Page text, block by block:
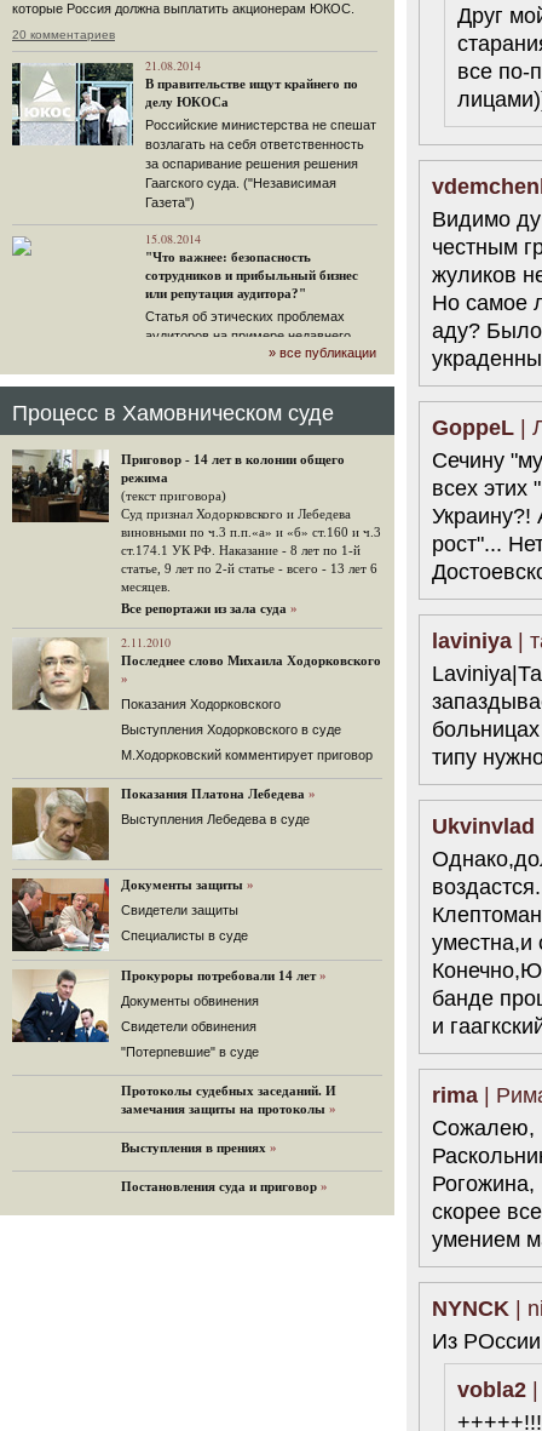
которые Россия должна выплатить акционерам ЮКОС.
20 комментариев
21.08.2014
В правительстве ищут крайнего по
делу ЮКОСа
Российские министерства не спешат
возлагать на себя ответственность
за оспаривание решения решения
Гаагского суда. ("Независимая
Газета")
15.08.2014
"Что важнее: безопасность
сотрудников и прибыльный бизнес
или репутация аудитора?"
Статья об этических проблемах
аудиторов на примере недавнего
громкого арбитражного решения по
ЮКОСу. (navalny.com)
15.08.2014
конфискационным санкциям со
стороны государства, оказались под
защитой арбитражного суда"
Швейцарская газета "Neue Zuercher
Zeitung" о гаагском судебном
решении.
48 комментариев
Не исключил
Владимир Путин допускает, что Россия может выйти из-
под юрисдикции ЕСПЧ.
88 комментариев
14.08.2014
Нарулил
Игорь Сечин просит о помощи.
Ссылаясь на санкции, глава
«Роснефти» хочет выбить из фонда
12.08.2014
Граждане не хотят платить по счетам ЮКОСа
Решение Гаагского суда о компенсации $50 млрд
поддержали 12%.
129 комментариев
Вечер у Ходорковских. Вспоминает Иван Стариков.
11.08.2014
«Удивительно сильная, мощная и
достойная только преклонения
» все публикации
Процесс в Хамовническом суде
Приговор - 14 лет в колонии общего
режима
(текст приговора)
Суд признал Ходорковского и Лебедева
виновными по ч.3 п.п.«а» и «б» ст.160 и ч.3
ст.174.1 УК РФ. Наказание - 8 лет по 1-й
статье, 9 лет по 2-й статье - всего - 13 лет 6
месяцев.
Все репортажи из зала суда »
2.11.2010
Последнее слово Михаила Ходорковского
»
Показания Ходорковского
Выступления Ходорковского в суде
М.Ходорковский комментирует приговор
Показания Платона Лебедева »
Выступления Лебедева в суде
Документы защиты »
Cвидетели защиты
Cпециалисты в суде
Прокуроры потребовали 14 лет »
Документы обвинения
Свидетели обвинения
"Потерпевшие" в суде
Протоколы судебных заседаний. И
замечания защиты на протоколы »
Выступления в прениях »
Постановления суда и приговор »
Друг
все по-
Видимо
честным
жуликов
Но самое
аду? Было
GoppeL |
Сечину
всех этих
Украину?!
рост"...
laviniya |
типу
Ukvinvlad
воздастся.
уместна,и
банде
и
rima |
Сожалею,
Рогожина,
скорее
умением
NYNCK |
Из
vobla2